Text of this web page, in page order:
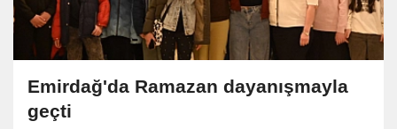
Emirdağ'da Ramazan dayanışmayla
geçti